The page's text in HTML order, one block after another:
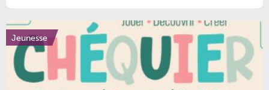
Jeunesse